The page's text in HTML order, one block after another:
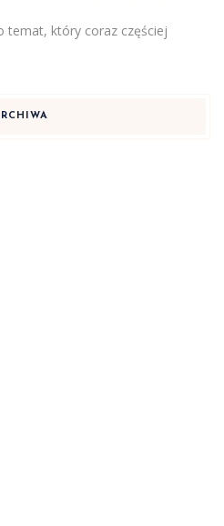
temat, który coraz częściej